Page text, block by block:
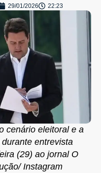
29/01/2026 22:23
cenário eleitoral e a
entrevista
(29) ao jornal O
Instagram